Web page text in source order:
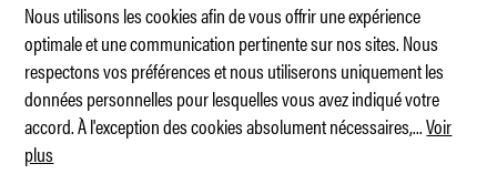
Première Cobra de série avec toit
Nous utilisons les cookies afin de vous offrir une expérience
optimale et une communication pertinente sur nos sites. Nous
respectons vos préférences et nous utiliserons uniquement les
données personnelles pour lesquelles vous avez indiqué votre
accord. À l'exception des cookies absolument nécessaires,...Voir
plus